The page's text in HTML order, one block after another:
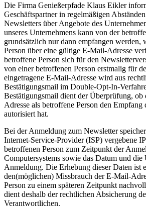
Die Firma Genießerpfade Klaus Eikler
Geschäftspartner in regelmäßigen
Newsletters über Angebote des
unseres Unternehmens kann von der
grundsätzlich nur dann empfangen werden,
Person über eine gültige E-Mail-Adresse
betroffene Person sich für den
von einer betroffenen Person erstmalig für
eingetragene E-Mail-Adresse wird aus
Bestätigungsmail im Double-Opt-In-
Bestätigungsmail dient der Überprüfung,
Adresse als betroffene Person den Empfang
autorisiert hat.
Bei der Anmeldung zum Newsletter
Internet-Service-Provider (ISP) vergebene
betroffenen Person zum Zeitpunkt der
Computersystems sowie das Datum und die
Anmeldung. Die Erhebung dieser Daten ist
den(möglichen) Missbrauch der E-Mail-
Person zu einem späteren Zeitpunkt
dient deshalb der rechtlichen Absicherung
Verantwortlichen.